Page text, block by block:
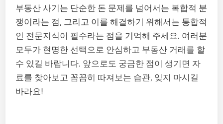
부동산 사기는 단순한 돈 문제를 넘어서는 복합적 분
쟁이라는 점, 그리고 이를 해결하기 위해서는 통합적
인 전문지식이 필수라는 점을 기억해 주세요. 여러분
모두가 현명한 선택으로 안심하고 부동산 거래를 할
수 있길 바랍니다. 앞으로도 궁금한 점이 생기면 자
료를 찾아보고 꼼꼼히 따져보는 습관, 잊지 마시길
바라요!